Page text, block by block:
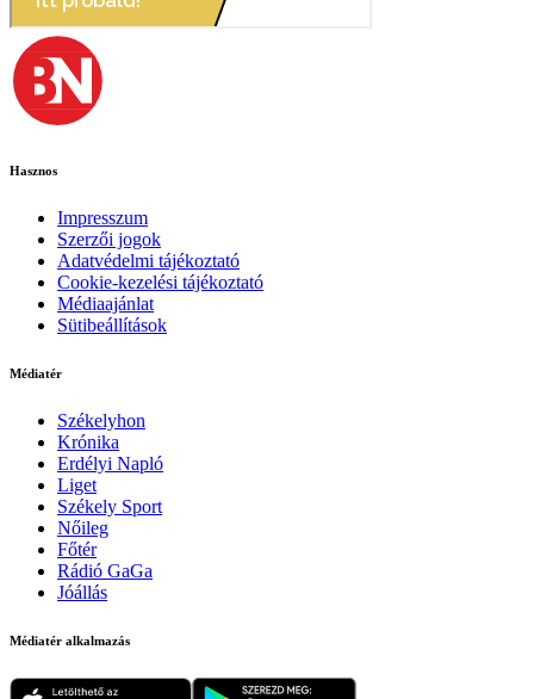
Hasznos
Impresszum
Szerzői jogok
Adatvédelmi tájékoztató
Cookie-kezelési tájékoztató
Médiaajánlat
Sütibeállítások
Médiatér
Székelyhon
Krónika
Erdélyi Napló
Liget
Székely Sport
Nőileg
Főtér
Rádió GaGa
Jóállás
Médiatér alkalmazás